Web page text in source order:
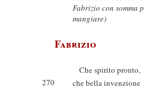
Fabrizio con somma
mangiare)
Fabrizio
Che spirito pronto,
270
che bella invenzione